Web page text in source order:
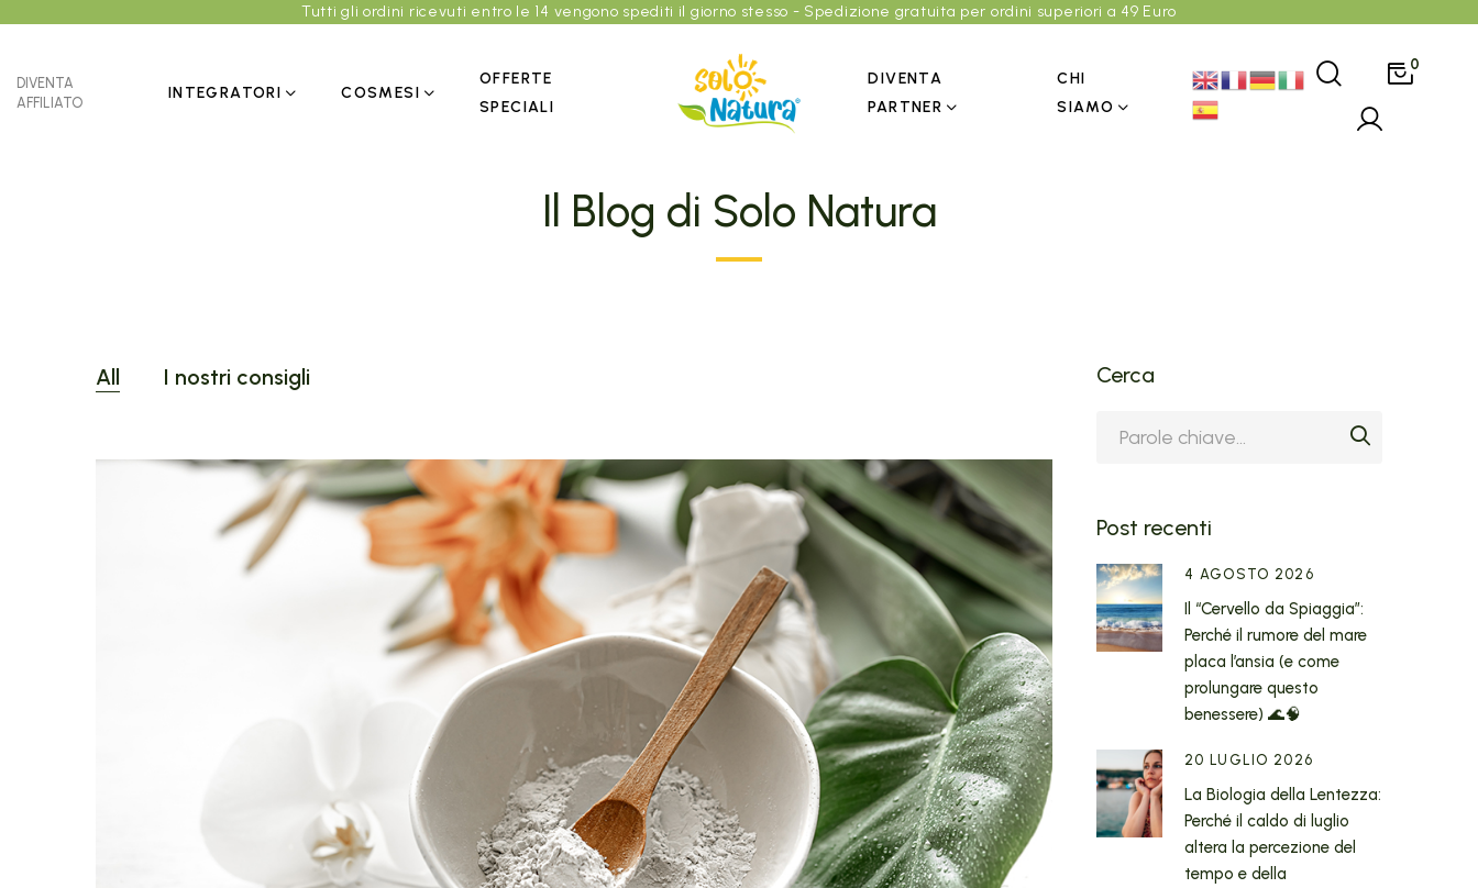
Tutti gli ordini ricevuti entro le 14 vengono spediti il giorno stesso - Spedizione gratuita per ordini superiori a 49 Euro
DIVENTA
AFFILIATO
INTEGRATORI COSMESI
OFFERTE
SPECIALI
DIVENTA
PARTNER
CHI
SIAMO
0
Il Blog di Solo Natura
All I nostri consigli Cerca
Post recenti
4 AGOSTO 2026
Il “Cervello da Spiaggia”:
Perché il rumore del mare
placa l’ansia (e come
prolungare questo
benessere) 🌊🧠
20 LUGLIO 2026
La Biologia della Lentezza:
Perché il caldo di luglio
altera la percezione del
tempo e della